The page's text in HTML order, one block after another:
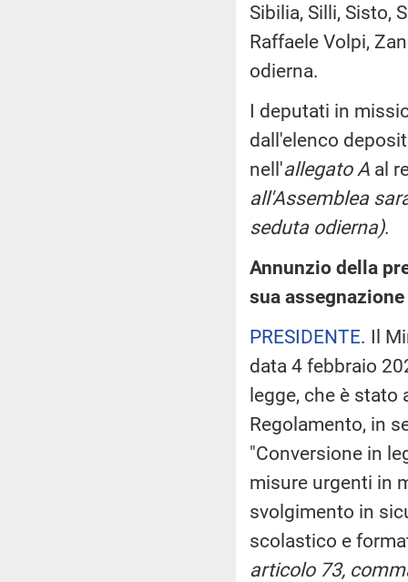
Sibilia, Silli, Sisto,
Raffaele Volpi,
odierna.
I deputati in
dall'elenco
nell'allegato A al
all'Assemblea
seduta odierna).
Annunzio della
sua
PRESIDENTE. Il
data 4 febbraio
legge, che è stato
Regolamento, in
"Conversione in
misure urgenti in
svolgimento in
scolastico e
articolo 73,